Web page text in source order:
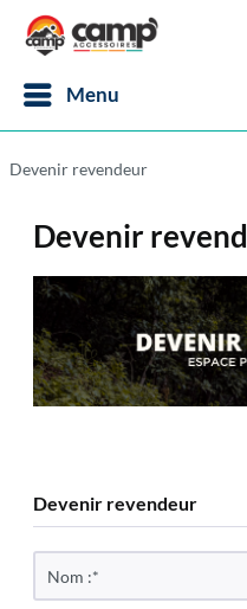
Menu
Devenir revendeur
Devenir
Devenir revendeur